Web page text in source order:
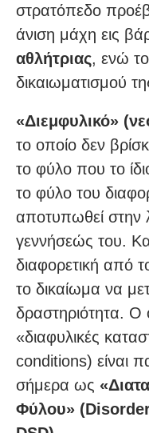
στρατόπεδο
άνιση μάχη εις
αθλήτριας, ενώ
δικαιωματισμού
«Διεμφυλικό»
το οποίο δεν
το φύλο που το
το φύλο του
αποτυπωθεί στην
γεννήσεώς του.
διαφορετική από
το δικαίωμα να
δραστηριότητα. Ο
«διαφυλικές
conditions) είναι
σήμερα ως
Φύλου»